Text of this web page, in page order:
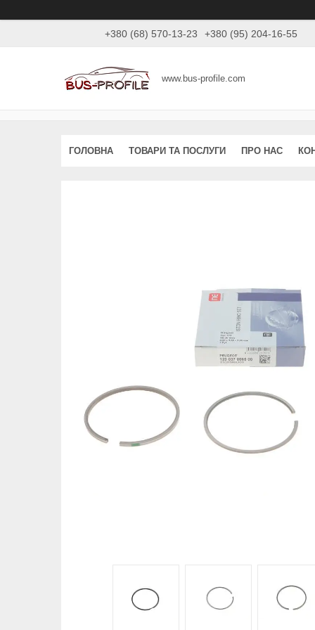
+380 (68) 570-13-23 +380 (95) 204-16-55
www.bus-profile.com
ГОЛОВНА ТОВАРИ ТА ПОСЛУГИ ПРО НАС